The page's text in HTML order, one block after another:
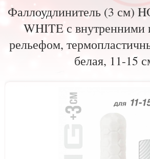
Фаллоудлинитель (3 см)
WHITE с
рельефом,
белая, 11-15